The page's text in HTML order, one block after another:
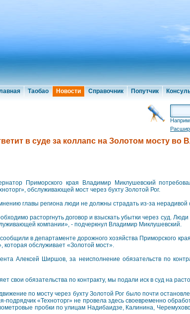
Таобао Новости Справочник Попутчик
в суде за коллапс на Золотом мосту во
Приморского края Владимир Миклушевский
обслуживающей мост через бухту Золотой Рог.
главы региона люди не должны страдать из-за
расторгнуть договор и взыскать убытки через суд.
компании», - подчеркнул Владимир Миклушевский.
сообщили в департаменте дорожного хозяйства Приморского
которая обслуживает «Золотой мост».
Алексей Ширшов, за неисполнение обязательств по
свои обязательства по контракту, мы подали иск в суд на
по мосту через бухту Золотой Рог было почти
«Техноторг» не провела здесь своевременно
пробки по улицам Надибаидзе, Калинина,